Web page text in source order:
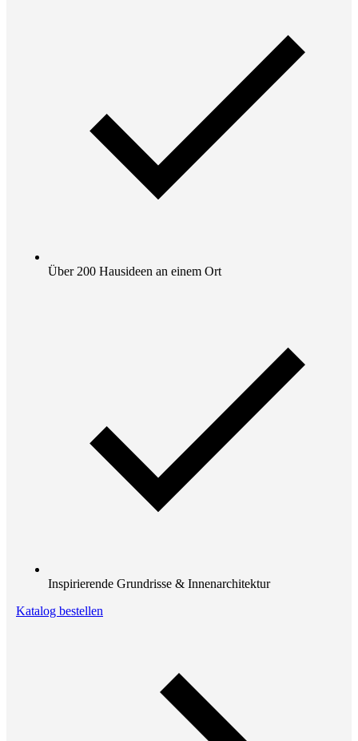
Über 200 Hausideen an einem Ort
Inspirierende Grundrisse & Innenarchitektur
Katalog bestellen